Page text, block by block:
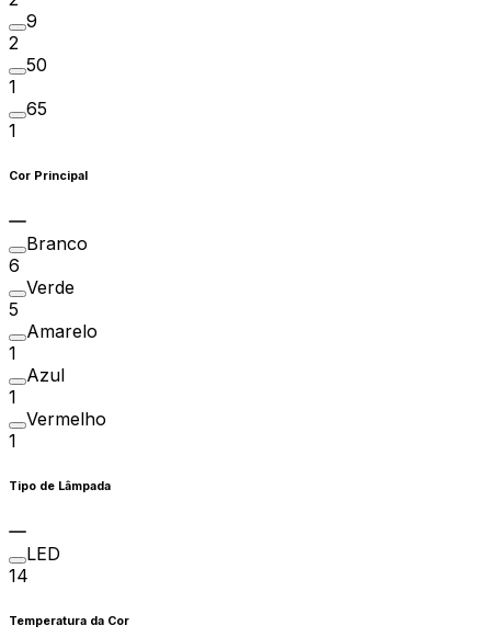
9
2
50
1
65
1
Cor Principal
Branco
6
Verde
5
Amarelo
1
Azul
1
Vermelho
1
Tipo de Lâmpada
LED
14
Temperatura da Cor